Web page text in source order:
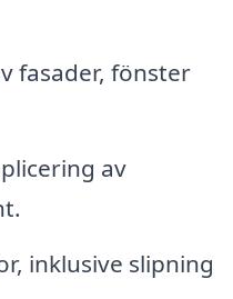
fasader, fönster
av
inklusive slipning